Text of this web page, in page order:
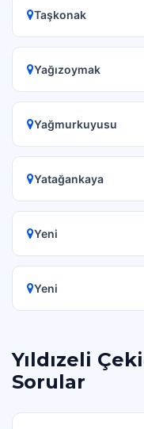
Taşkonak
Yağızoymak
Yağmurkuyusu
Yatağankaya
Yeni
Yeni
Yıldızeli
Sorular